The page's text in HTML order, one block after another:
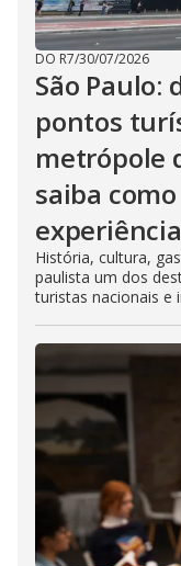
DO R7/30/07/2026
São Paulo:
pontos
metrópole
saiba
experiência
História, cultura,
paulista um dos
turistas nacionais e